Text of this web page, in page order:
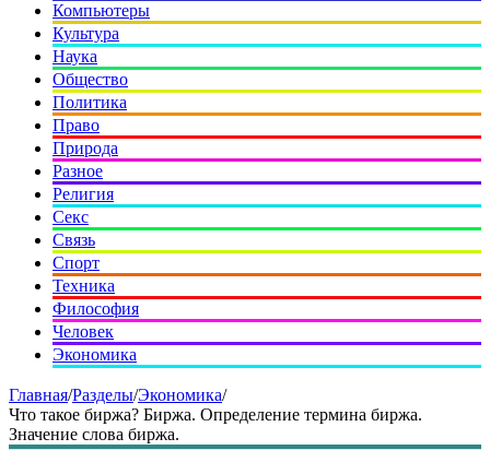
Компьютеры
Культура
Наука
Общество
Политика
Право
Природа
Разное
Религия
Секс
Связь
Спорт
Техника
Философия
Человек
Экономика
Главная/Разделы/Экономика/
Что такое биржа? Биржа. Определение термина биржа.
Значение слова биржа.